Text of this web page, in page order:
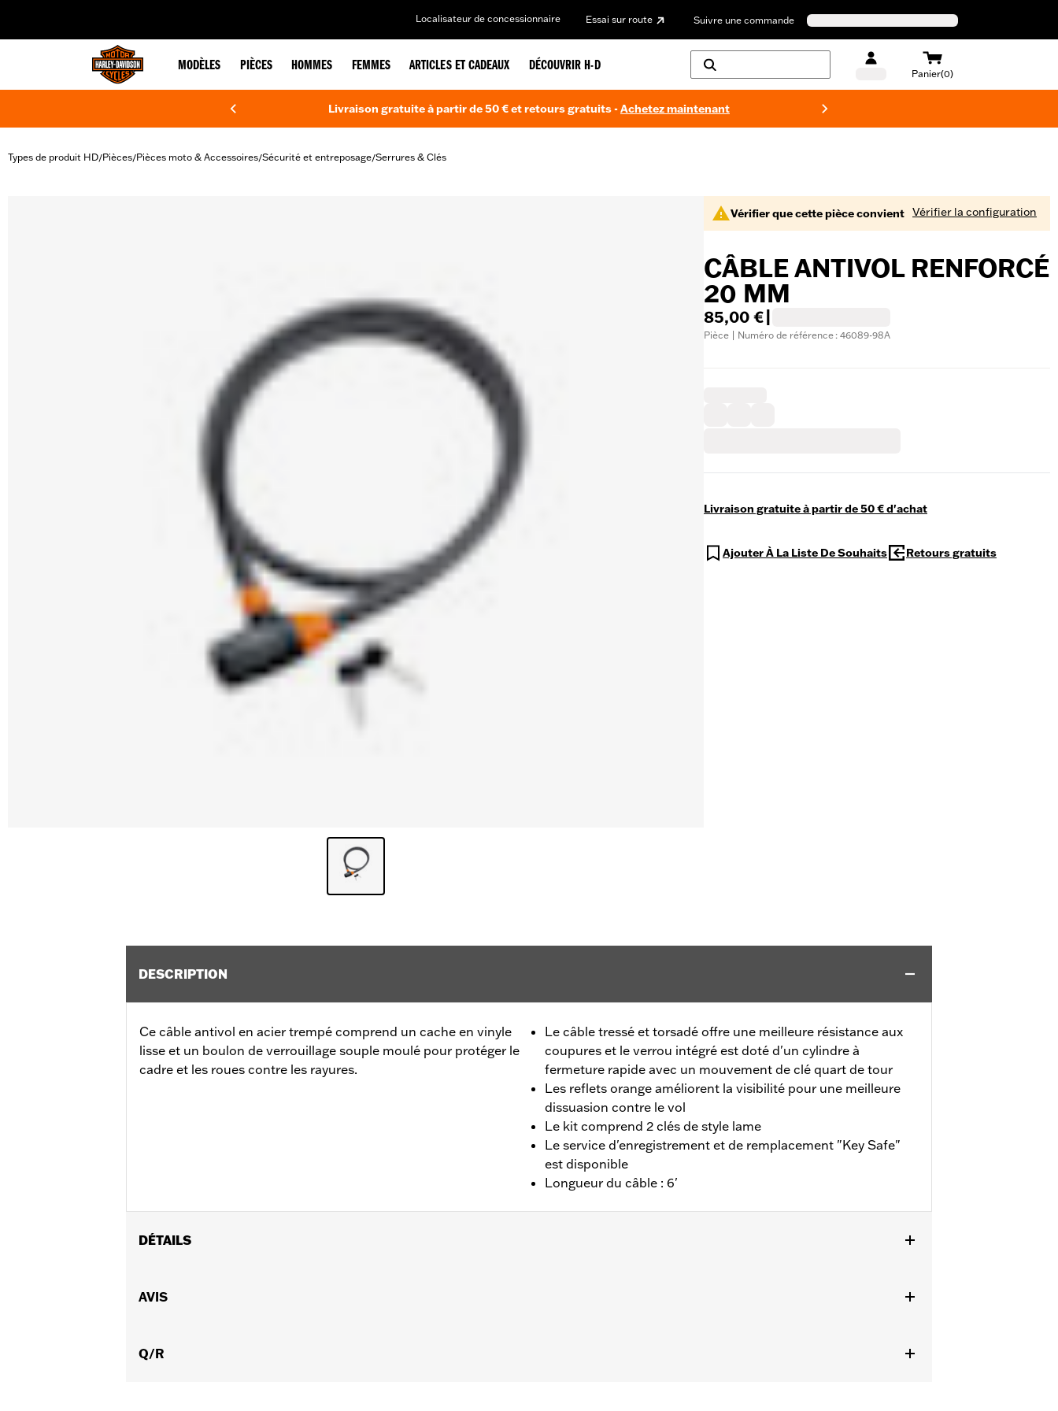
Localisateur de concessionnaire Essai sur route Suivre une commande
MODÈLES PIÈCES HOMMES FEMMES ARTICLES ET CADEAUX DÉCOUVRIR H-D
Panier(0)
Livraison gratuite à partir de 50 € et retours gratuits -Achetez maintenant
Types de produit HD/Pièces/Pièces moto & Accessoires/Sécurité et entreposage/Serrures & Clés
Vérifier que cette pièce convient Vérifier la configuration
CÂBLE ANTIVOL RENFORCÉ
20 MM
85,00 €
Pièce | Numéro de référence : 46089-98A
Livraison gratuite à partir de 50 € d'achat
Ajouter À La Liste De Souhaits Retours gratuits
DESCRIPTION
Ce câble antivol en acier trempé comprend un cache en vinyle
lisse et un boulon de verrouillage souple moulé pour protéger le
cadre et les roues contre les rayures.
Le câble tressé et torsadé offre une meilleure résistance aux
coupures et le verrou intégré est doté d'un cylindre à
fermeture rapide avec un mouvement de clé quart de tour
Les reflets orange améliorent la visibilité pour une meilleure
dissuasion contre le vol
Le kit comprend 2 clés de style lame
Le service d'enregistrement et de remplacement "Key Safe"
est disponible
Longueur du câble : 6'
DÉTAILS
Vendu à l'unité:
Dans la boîte:
Câble antivol avec accents d'extrémité orange et programme d'enregistrement et de remplacement de 2 clés de style
AVIS
Q/R